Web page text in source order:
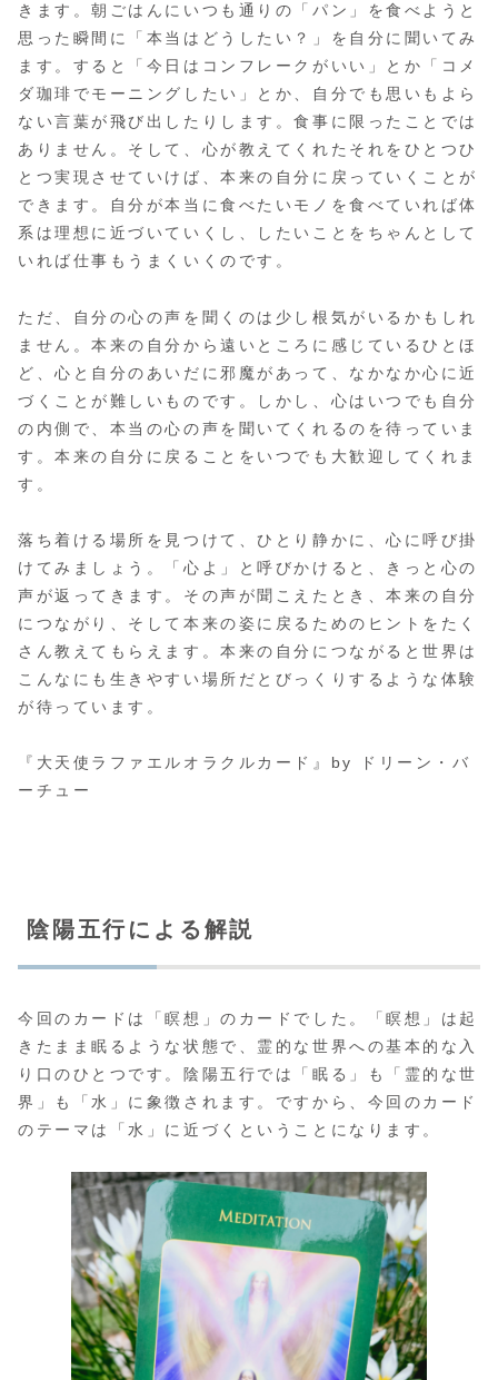
きます。朝ごはんにいつも通りの「パン」を食べようと
思った瞬間に「本当はどうしたい？」を自分に聞いてみ
ます。すると「今日はコンフレークがいい」とか「コメ
ダ珈琲でモーニングしたい」とか、自分でも思いもよら
ない言葉が飛び出したりします。食事に限ったことでは
ありません。そして、心が教えてくれたそれをひとつひ
とつ実現させていけば、本来の自分に戻っていくことが
できます。自分が本当に食べたいモノを食べていれば体
系は理想に近づいていくし、したいことをちゃんとして
いれば仕事もうまくいくのです。
ただ、自分の心の声を聞くのは少し根気がいるかもしれ
ません。本来の自分から遠いところに感じているひとほ
ど、心と自分のあいだに邪魔があって、なかなか心に近
づくことが難しいものです。しかし、心はいつでも自分
の内側で、本当の心の声を聞いてくれるのを待っていま
す。本来の自分に戻ることをいつでも大歓迎してくれま
す。
落ち着ける場所を見つけて、ひとり静かに、心に呼び掛
けてみましょう。「心よ」と呼びかけると、きっと心の
声が返ってきます。その声が聞こえたとき、本来の自分
につながり、そして本来の姿に戻るためのヒントをたく
さん教えてもらえます。本来の自分につながると世界は
こんなにも生きやすい場所だとびっくりするような体験
が待っています。
『大天使ラファエルオラクルカード』by ドリーン・バ
ーチュー
陰陽五行による解説
今回のカードは「瞑想」のカードでした。「瞑想」は起
きたまま眠るような状態で、霊的な世界への基本的な入
り口のひとつです。陰陽五行では「眠る」も「霊的な世
界」も「水」に象徴されます。ですから、今回のカード
のテーマは「水」に近づくということになります。